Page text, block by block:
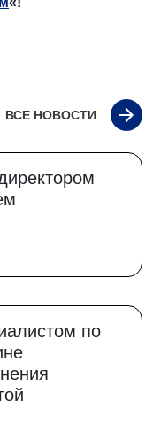
ВСЕ НОВОСТИ
по